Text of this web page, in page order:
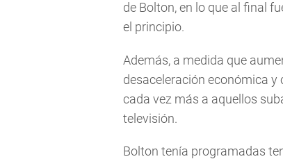
de Bolton, en lo que al final
el principio.
Además, a medida que
desaceleración económica
cada vez más a aquellos
televisión.
Bolton tenía programadas